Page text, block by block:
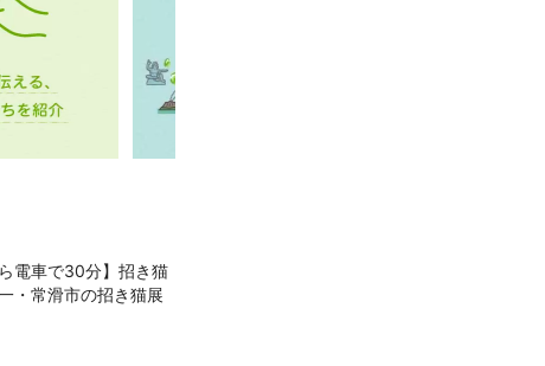
ら電車で30分】招き猫
・常滑市の招き猫展